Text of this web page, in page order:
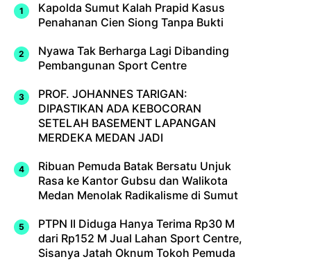
Kapolda Sumut Kalah Prapid Kasus
Penahanan Cien Siong Tanpa Bukti
Nyawa Tak Berharga Lagi Dibanding
Pembangunan Sport Centre
PROF. JOHANNES TARIGAN:
DIPASTIKAN ADA KEBOCORAN
SETELAH BASEMENT LAPANGAN
MERDEKA MEDAN JADI
Ribuan Pemuda Batak Bersatu Unjuk
Rasa ke Kantor Gubsu dan Walikota
Medan Menolak Radikalisme di Sumut
PTPN II Diduga Hanya Terima Rp30 M
dari Rp152 M Jual Lahan Sport Centre,
Sisanya Jatah Oknum Tokoh Pemuda